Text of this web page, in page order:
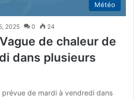
Météo
2025 0 24
de chaleur de
dans plusieurs
de mardi à vendredi dans